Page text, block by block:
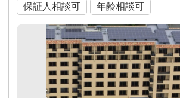
保証人相談可
年齢相談可